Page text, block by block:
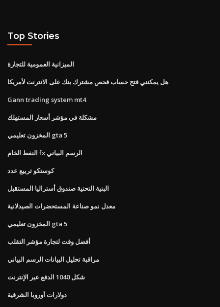
Top Stories
الميزانية العمومية للتجارة
هل يمكنني فتح حساب فحص مشترك بنك على الانترنت لأمريكا
Gann trading system mt4
مشكلة في مؤشر أسعار المستهلك
المخزون تعليمي gta 5
النفط الخام fx الرسم البياني
كوستكو تربيع عدد
البنية التحتية صندوق أستراليا المستقبل
معدل نمو صناعة المستحضرات الصيدلانية
المخزون تعليمي gta 5
أفضل وقت لتجارة مؤشر التقلب
مراقبة تحليل البيانات الرسم البياني
شكل 1040 الدفع عبر الإنترنت
دولارات أوروبا الشرقية